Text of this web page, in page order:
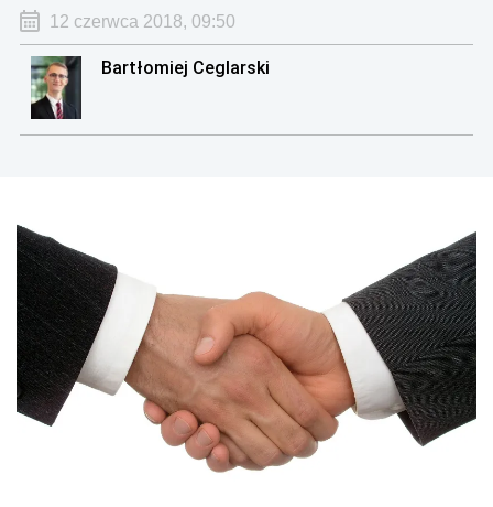
12 czerwca 2018, 09:50
Bartłomiej Ceglarski